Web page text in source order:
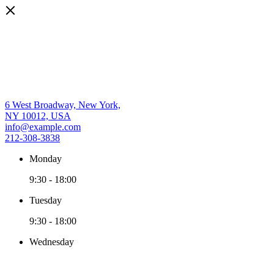
6 West Broadway, New York,
NY 10012, USA
info@example.com
212-308-3838
Monday
9:30 - 18:00
Tuesday
9:30 - 18:00
Wednesday